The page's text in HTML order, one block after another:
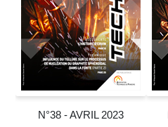
N°38 - AVRIL 2023